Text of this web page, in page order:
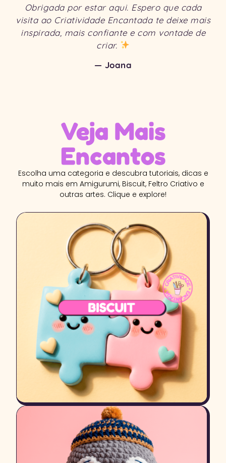
Obrigada por estar aqui. Espero que cada
visita ao Criatividade Encantada te deixe mais
inspirada, mais confiante e com vontade de
criar.
— Joana
Veja Mais
Encantos
Escolha uma categoria e descubra tutoriais, dicas e
muito mais em Amigurumi, Biscuit, Feltro Criativo e
outras artes. Clique e explore!